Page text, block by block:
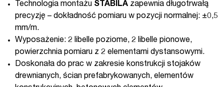
Technologia montażu STABILA zapewnia długotrwałą
precyzję – dokładność pomiaru w pozycji normalnej: ±0,5
mm/m.
Wyposażenie: 2 libelle poziome, 2 libelle pionowe,
powierzchnia pomiaru z 2 elementami dystansowymi.
Doskonała do prac w zakresie konstrukcji stojaków
drewnianych, ścian prefabrykowanych, elementów